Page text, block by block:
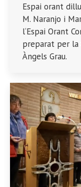
Espai orant
M. Naranjo i
l‘Espai Orant
preparat per la
Àngels Grau.